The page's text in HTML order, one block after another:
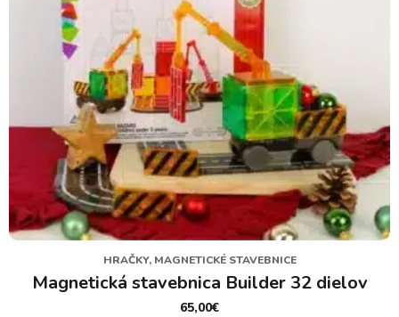
HRAČKY, MAGNETICKÉ STAVEBNICE
Magnetická stavebnica Builder 32 dielov
65,00€